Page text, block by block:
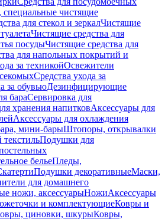
специальные чистящие
для стекол и зеркалЧистящие
Чистящие средства для
посудыЧистящие средства для
для напольных покрытий и
за техникойОсвежители
Средства ухода за
за обувьюДезинфицирующие
бараСервировка для
хранения напитковАксессуары для
Аксессуары для охлаждения
мини-барыШтопоры, открывалки
Подушки для
бельеПледы,
Подушки декоративныеМаски,
для домашнего
ножи, аксессуарыНожиАксессуары
и комплектующиеКовры и
циновки, шкурыКовры,